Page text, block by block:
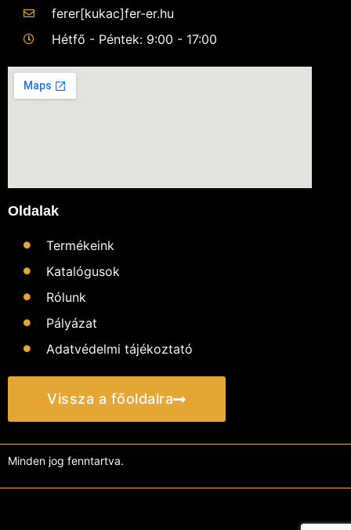
ferer[kukac]fer-er.hu
Hétfő - Péntek: 9:00 - 17:00
Oldalak
Termékeink
Katalógusok
Rólunk
Pályázat
Adatvédelmi tájékoztató
Vissza a főoldalra
Minden jog fenntartva.